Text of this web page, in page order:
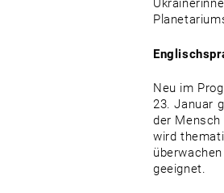
Neu im
23. Januar
der
wird
geeignet.